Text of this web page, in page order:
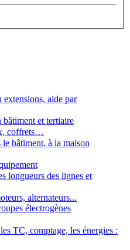
extensions, aide par
et tertiaire
coffrets…
bâtiment, à la maison
longueurs des lignes et
alternateurs...
électrogènes
TC, comptage, les énergies :